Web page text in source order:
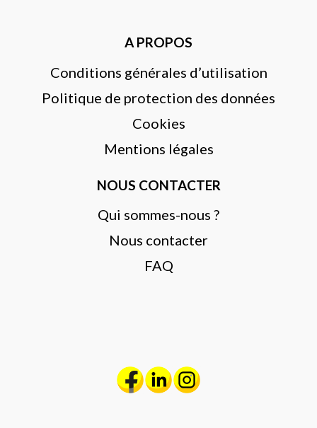
A PROPOS
Conditions générales d’utilisation
Politique de protection des données
Cookies
Mentions légales
NOUS CONTACTER
Qui sommes-nous ?
Nous contacter
FAQ